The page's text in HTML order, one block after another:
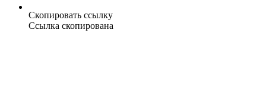
Скопировать ссылку
Ссылка скопирована